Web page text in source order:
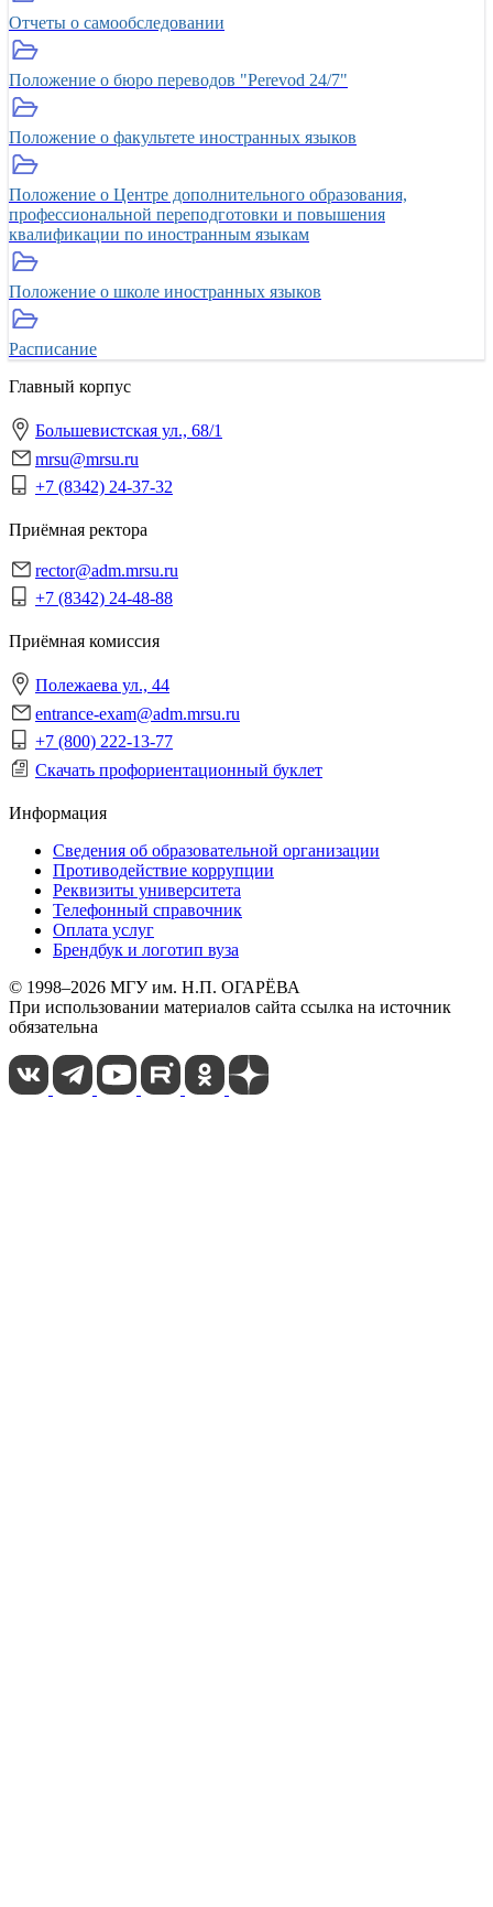
Отчеты о самообследовании
Положение о бюро переводов "Perevod 24/7"
Положение о факультете иностранных языков
Положение о Центре дополнительного образования,
профессиональной переподготовки и повышения
квалификации по иностранным языкам
Положение о школе иностранных языков
Расписание
Главный корпус
Большевистская ул., 68/1
mrsu@mrsu.ru
+7 (8342) 24-37-32
Приёмная ректора
rector@adm.mrsu.ru
+7 (8342) 24-48-88
Приёмная комиссия
Полежаева ул., 44
entrance-exam@adm.mrsu.ru
+7 (800) 222-13-77
Скачать профориентационный буклет
Информация
Сведения об образовательной организации
Противодействие коррупции
Реквизиты университета
Телефонный справочник
Оплата услуг
Брендбук и логотип вуза
© 1998–2026 МГУ им. Н.П. ОГАРЁВА
При использовании материалов сайта ссылка на источник
обязательна